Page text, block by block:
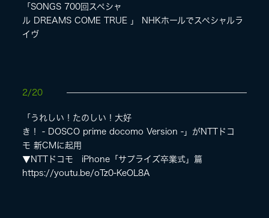
「SONGS 700回スペシャ
ル DREAMS COME TRUE 」 NHKホールでスペシャルラ
イヴ
2/20
「うれしい！たのしい！大好
き！ - DOSCO prime docomo Version -」がNTTドコ
モ 新CMに起用
▼NTTドコモ iPhone「サプライズ卒業式」篇
https://youtu.be/oTz0-KeOL8A